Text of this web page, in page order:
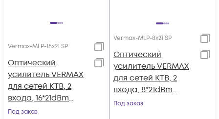
Vermax-MLP-16x21 SP
Оптический
усилитель VERMAX
для сетей КТВ, 2
входа, 16*21dBm
выхода, WDM
Под заказ
Vermax-MLP-8x21 SP
Оптический
усилитель VERMAX
для сетей КТВ, 2
входа, 8*21dBm
выходов, WDM
Под заказ